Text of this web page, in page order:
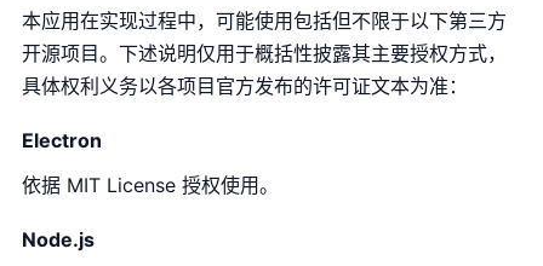
本应用在实现过程中，可能使用包括但不限于以下第三方
开源项目。下述说明仅用于概括性披露其主要授权方式，
具体权利义务以各项目官方发布的许可证文本为准：
Electron
依据 MIT License 授权使用。
Node.js